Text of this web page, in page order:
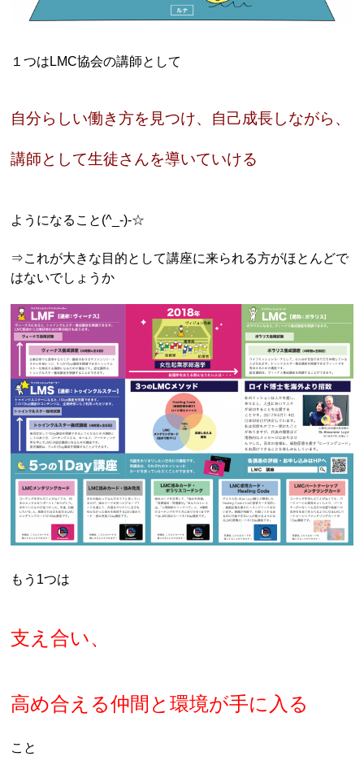
１つはLMC協会の講師として
自分らしい働き方を見つけ、自己成長しながら、
講師として生徒さんを導いていける
ようになること(^_-)-☆
⇒これが大きな目的として講座に来られる方がほとんどで
はないでしょうか
もう1つは
支え合い、
高め合える仲間と環境が手に入る
こと